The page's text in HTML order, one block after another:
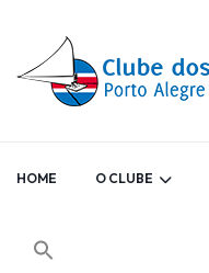
HOME O CLUBE